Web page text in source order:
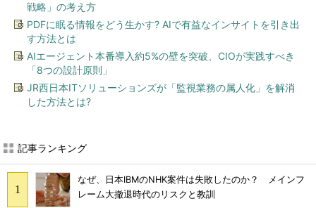
戦略」の考え方
PDFに眠る情報をどう生かす? AIで有益なインサイトを引き出
す方法とは
AIエージェント本番導入約5%の壁を突破、CIOが実践すべき
「8つの設計原則」
JR西日本ITソリューションズが「監視業務の属人化」を解消
した方法とは?
記事ランキング
なぜ、日本IBMのNHK案件は失敗したのか？ メインフ
レーム大撤退時代のリスクと教訓